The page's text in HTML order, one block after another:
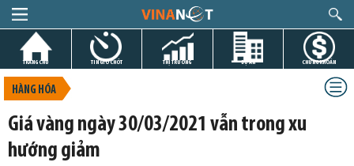
TRANG CHỦ TIN GIỜ CHÓT THỊ TRƯỜNG DỰ ÁN CHỨNG KHOÁN
HÀNG HÓA
Giá vàng ngày 30/03/2021 vẫn trong xu
hướng giảm